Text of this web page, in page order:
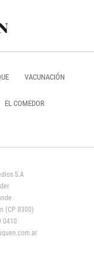
VACUNACIÓN
EL COMEDOR
S.A
(CP 8300)
0410